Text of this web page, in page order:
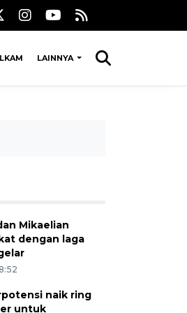
LAINNYA
Mikaelian
dengan laga
naik ring
untuk